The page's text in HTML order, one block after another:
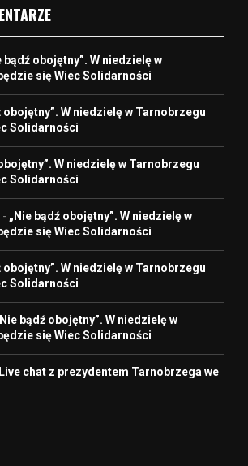
bądź obojętny”. W niedzielę w
się Wiec Solidarności
obojętny”. W niedzielę w Tarnobrzegu
Solidarności
W niedzielę w Tarnobrzegu
Solidarności
- „Nie bądź obojętny”. W niedzielę w
się Wiec Solidarności
obojętny”. W niedzielę w Tarnobrzegu
Solidarności
bądź obojętny”. W niedzielę w
się Wiec Solidarności
Live chat z prezydentem Tarnobrzega we